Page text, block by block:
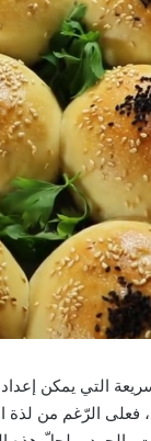
التي يمكن
فعلى الرّغم من لذة